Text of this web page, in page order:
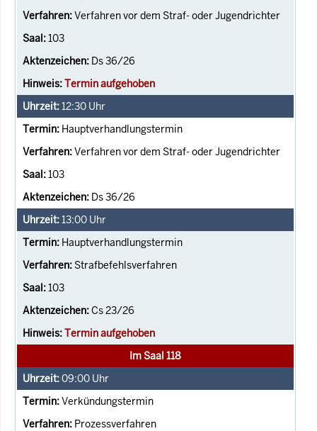
Verfahren vor dem Straf- oder Jugendrichter
103
Ds 36/26
Termin aufgehoben
12:30 Uhr
Hauptverhandlungstermin
Verfahren vor dem Straf- oder Jugendrichter
103
Ds 36/26
13:00 Uhr
Hauptverhandlungstermin
Strafbefehlsverfahren
103
Cs 23/26
Termin aufgehoben
Im Saal 118
09:00 Uhr
Verkündungstermin
Prozessverfahren